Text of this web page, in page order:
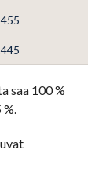
saa 100 %